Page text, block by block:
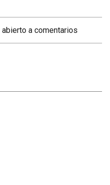
a comentarios